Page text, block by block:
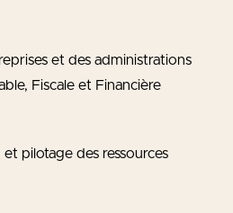
et des administrations
Fiscale et Financière
pilotage des ressources